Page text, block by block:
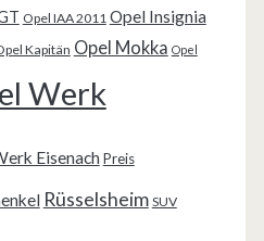
Opel IAA 2011 Opel Insignia
Kapitän Opel Mokka Opel
Werk
Eisenach Preis
Rüsselsheim SUV